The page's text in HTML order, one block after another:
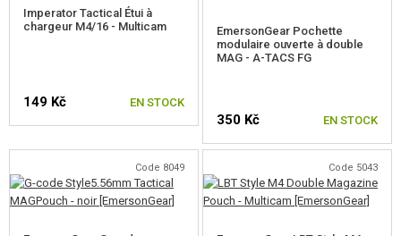
BOTTES, IMPRÉGNATION
LIGHTSTICKS
BRASSARD D'ÉQUIPE
Imperator Tactical Étui à
chargeur M4/16 - Multicam
149 Kč EN STOCK
EmersonGear Pochette
modulaire ouverte à double
MAG - A-TACS FG
350 Kč EN STOCK
Code 8049 Code 5043